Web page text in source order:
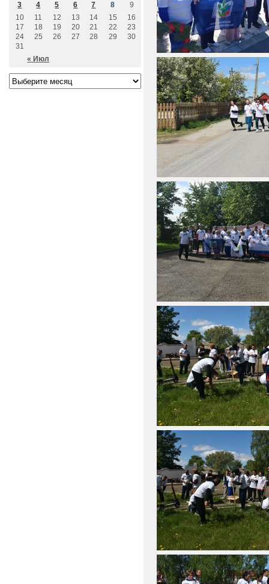
« Июл
3
4 5 6 7 8
9
10
11 12 13 14 15
16
17
18 19 20 21 22
23
24
25 26 27 28 29
30
31